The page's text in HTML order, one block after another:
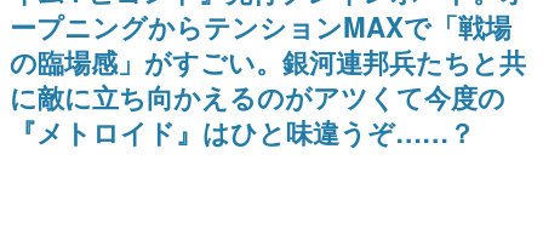
画です。
日本モバイルゲーム産業史
日本のモバイルゲーム史における主要なトピック・タイト
ルを網羅するほか、開発者へのインタビューや識者による
解説を掲載。約20年の歴史が一望できる決定版！
ープニングからテンションMAXで「戦場
の臨場感」がすごい。銀河連邦兵たちと共
に敵に立ち向かえるのがアツくて今度の
『メトロイド』はひと味違うぞ……？